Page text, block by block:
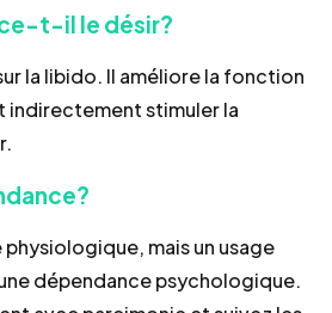
t-il le désir?
la libido. Il améliore la fonction
indirectement stimuler la
mais un usage
dépendance psychologique.